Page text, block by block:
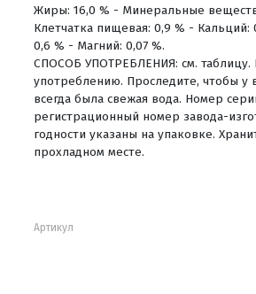
Жиры: 16,0 % - Минеральные
Клетчатка пищевая: 0,9 % -
0,6 % - Магний: 0,07 %.
СПОСОБ УПОТРЕБЛЕНИЯ: см. таблицу.
употреблению. Проследите, чтобы у
всегда была свежая вода. Номер
регистрационный номер завода-
годности указаны на упаковке.
прохладном месте.
Артикул